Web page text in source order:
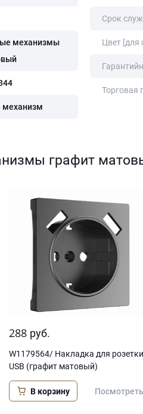
механизмы
механизм
Срок
Цвет [для
Торговая
графит
288 руб.
W1179564/ Накладка для розетки
USB (графит матовый)
В корзину Посмотреть